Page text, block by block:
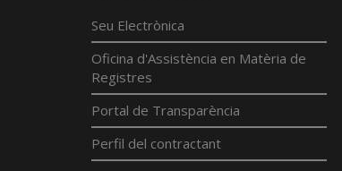
Seu Electrònica
Oficina d'Assistència en Matèria de
Registres
Portal de Transparència
Perfil del contractant